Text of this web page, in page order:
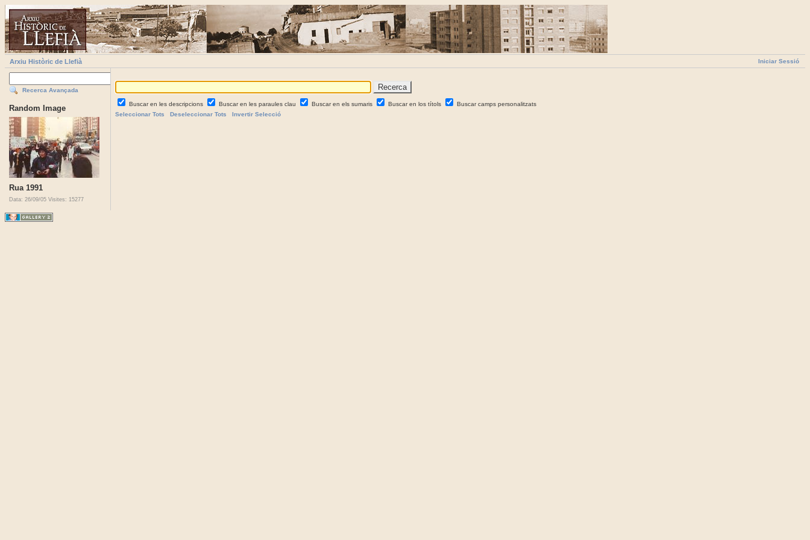
Iniciar Sessió
Arxiu Històric de Llefià
Recerca Avançada
Random Image
Rua 1991
Data: 26/09/05 Visites: 15277
Buscar en les descripcions Buscar en les paraules clau Buscar en els sumaris Buscar en los títols
Buscar camps personalitzats
Seleccionar Tots
Deseleccionar Tots Invertir Selecció